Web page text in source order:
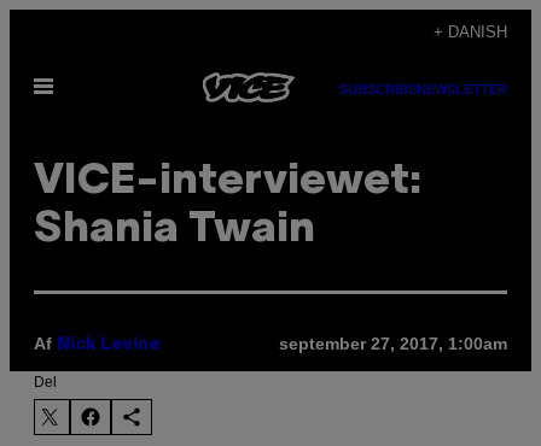
indhold
+ DANISH
Åbn
SUBSCRIBENEWSLETTER
VICE-interviewet:
Shania Twain
Af Nick Levine september 27, 2017, 1:00am
Del